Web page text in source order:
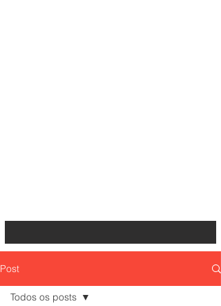
Post
Todos os posts